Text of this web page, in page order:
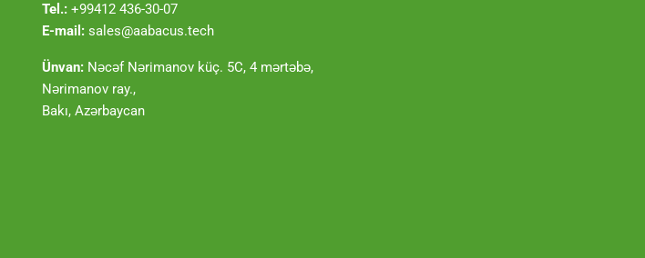
Tel.: +99412 436-30-07
E-mail: sales@aabacus.tech
Ünvan: Nəcəf Nərimanov küç. 5C, 4 mərtəbə,
Nərimanov ray.,
Bakı, Azərbaycan